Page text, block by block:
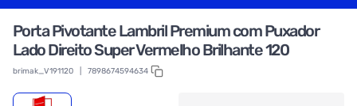
Porta Pivotante Lambril Premium com Puxador
Lado Direito Super Vermelho Brilhante 120
brimak_V191120 7898674594634